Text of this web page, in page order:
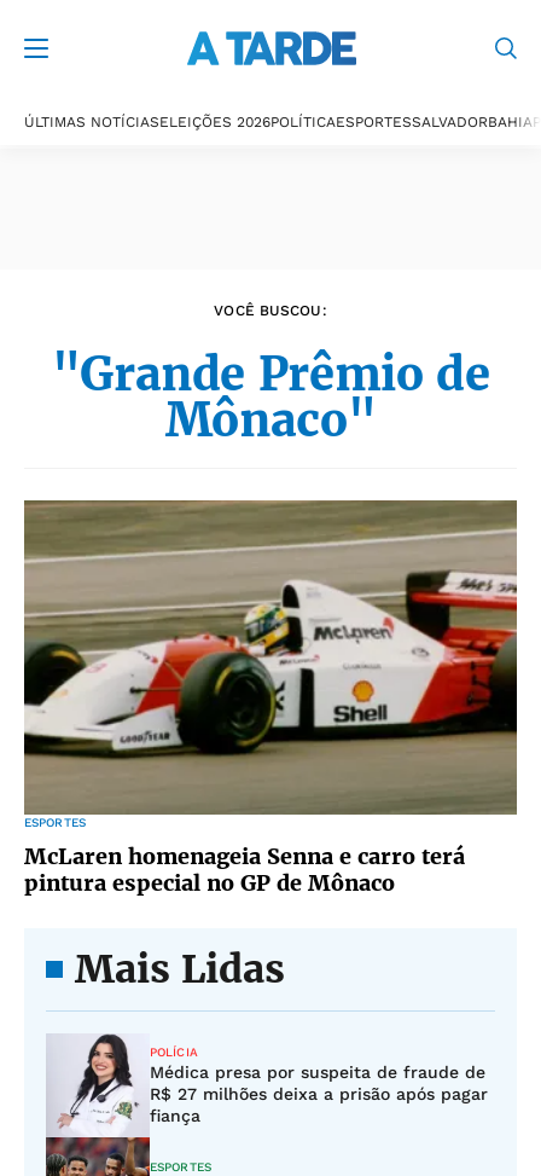
ÚLTIMAS NOTÍCIASELEIÇÕES 2026POLÍTICAESPORTESSALVADORBAHIA
VOCÊ BUSCOU:
"Grande Prêmio de
Mônaco"
ESPORTES
McLaren homenageia Senna e carro terá
pintura especial no GP de Mônaco
Mais Lidas
POLÍCIA
Médica presa por suspeita de fraude de
R$ 27 milhões deixa a prisão após pagar
fiança
ESPORTES